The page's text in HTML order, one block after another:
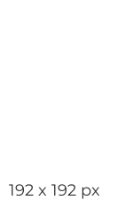
192 x 192 px